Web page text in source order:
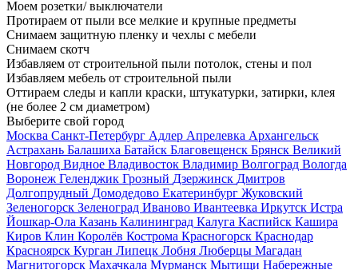
Моем розетки/ выключатели
Протираем от пыли все мелкие и крупные предметы
Снимаем защитную пленку и чехлы с мебели
Снимаем скотч
Избавляем от строительной пыли потолок, стены и пол
Избавляем мебель от строительной пыли
Оттираем следы и капли краски, штукатурки, затирки, клея
(не более 2 см диаметром)
Выберите свой город
Москва Санкт-Петербург Адлер Апрелевка Архангельск
Астрахань Балашиха Батайск Благовещенск Брянск Великий
Новгород Видное Владивосток Владимир Волгоград Вологда
Воронеж Геленджик Грозный Дзержинск Дмитров
Долгопрудный Домодедово Екатеринбург Жуковский
Зеленогорск Зеленоград Иваново Ивантеевка Иркутск Истра
Йошкар-Ола Казань Калининград Калуга Каспийск Кашира
Киров Клин Королёв Кострома Красногорск Краснодар
Красноярск Курган Липецк Лобня Люберцы Магадан
Магнитогорск Махачкала Мурманск Мытищи Набережные